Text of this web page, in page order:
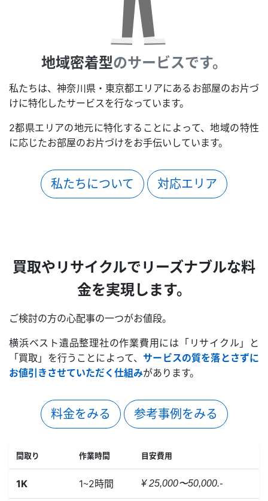
地域密着型のサービスです。
私たちは、神奈川県・東京都エリアにあるお部屋のお片づ
けに特化したサービスを行なっています。
2都県エリアの地元に特化することによって、地域の特性
に応じたお部屋のお片づけをお手伝いしています。
私たちについて 対応エリア
買取やリサイクルでリーズナブルな料
金を実現します。
ご検討の方の心配事の一つがお値段。
横浜ベスト遺品整理社の作業費用には「リサイクル」と
「買取」を行うことによって、 サービスの質を落とさずに
お値引きさせていただく仕組みがあります。
料金をみる 参考事例をみる
間取り 作業時間 目安費用
1K 1～2時間 ¥ 25,000〜50,000.-